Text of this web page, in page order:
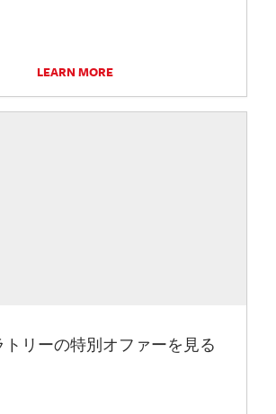
LEARN MORE
トリーの特別オファーを見る